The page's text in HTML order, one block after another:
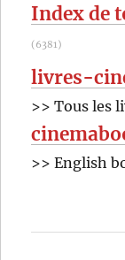
Index de
(6381)
livres-
>> Tous les
>> English